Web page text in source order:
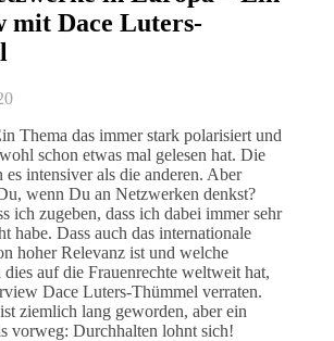
mit Dace Luters-
Thema das immer stark polarisiert und
schon etwas mal gelesen hat. Die
es intensiver als die anderen. Aber
wenn Du an Netzwerken denkst?
ich zugeben, dass ich dabei immer sehr
habe. Dass auch das internationale
hoher Relevanz ist und welche
auf die Frauenrechte weltweit hat,
Dace Luters-Thümmel verraten.
ziemlich lang geworden, aber ein
vorweg: Durchhalten lohnt sich!